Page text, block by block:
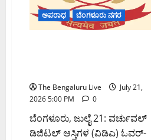
ಅಪರಾಧ ಬೆಂಗಳೂರು ನಗರ
The Bengaluru Live
July 21,
2026 5:00 PM
0
ಬೆಂಗಳೂರು, ಜುಲೈ 21: ವರ್ಚುವಲ್
ಡಿಜಿಟಲ್ ಆಸ್ತಿಗಳ (ವಿಡಿಎ) ಓವರ್-